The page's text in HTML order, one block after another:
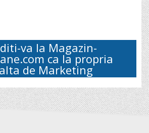
va la Magazin-
ca la propria
de Marketing